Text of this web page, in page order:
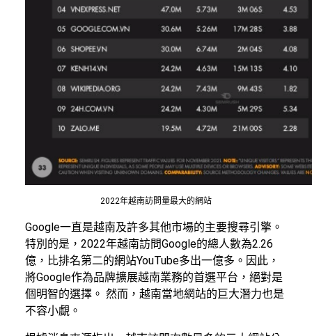
2022年越南訪問量最大的網站
Google一直是越南及許多其他市場的主要搜尋引擎。
特別的是，2022年越南訪問Google的總人數為2.26
億，比排名第二的網站YouTube多出一億多。因此，
將Google作為品牌擴展越南業務的首選平台，絕對是
個明智的選擇。 然而，越南當地網站的巨大潛力也是
不容小覷。